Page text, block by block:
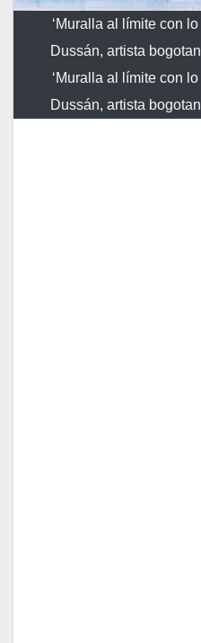
‘Muralla al límite con
Dussán, artista
‘Muralla al límite con
Dussán, artista